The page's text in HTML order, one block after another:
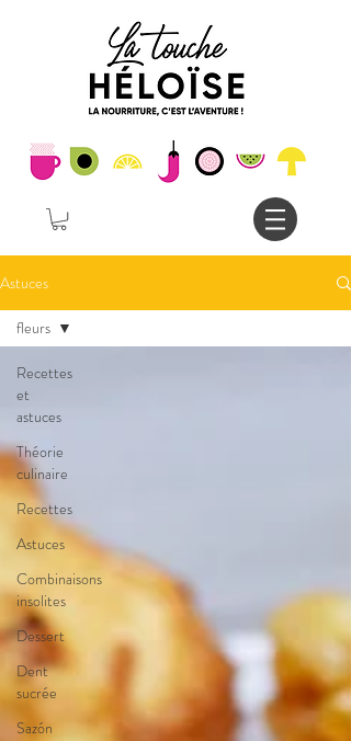
Astuces
Recettes
et
astuces
Théorie
culinaire
Recettes
Astuces
Combinaisons
insolites
Dessert
Dent
sucrée
Sazón
fleurs